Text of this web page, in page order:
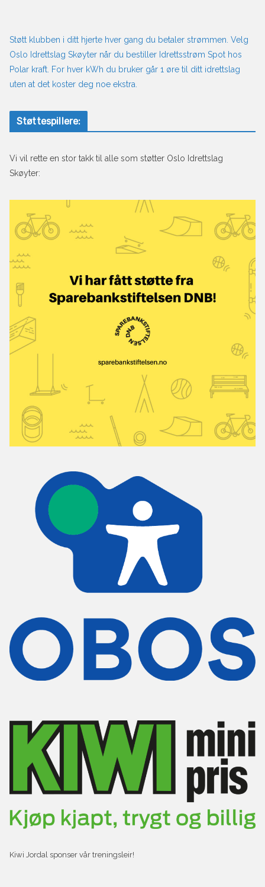
Støtt klubben i ditt hjerte hver gang du betaler strømmen. Velg
Oslo Idrettslag Skøyter når du bestiller Idrettsstrøm Spot hos
Polar kraft. For hver kWh du bruker går 1 øre til ditt idrettslag
uten at det koster deg noe ekstra.
Støttespillere:
Vi vil rette en stor takk til alle som støtter Oslo Idrettslag
Skøyter:
Kiwi Jordal sponser vår treningsleir!